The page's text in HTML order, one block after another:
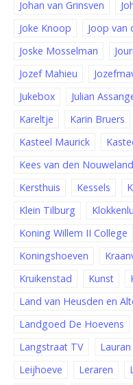
Johan van Grinsven
Joke Knoop
Joop van
Joske Mosselman
Jozef Mahieu
Jukebox
Julian
Kareltje
Karin Bruers
Kasteel Maurick
Kees van den Nouweland
Kersthuis
Kessels
Klein Tilburg
Koning Willem II College
Koningshoeven
Kruikenstad
Kunst
Land van Heusden en
Landgoed De Hoevens
Langstraat TV
Leijhoeve
Leraren